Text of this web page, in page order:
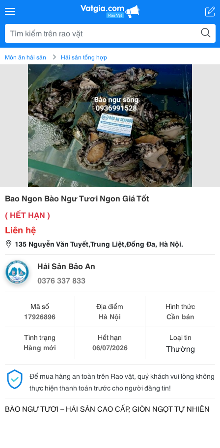
Món ăn hải sản Hải sản tổng hợp
Bao Ngon Bào Ngư Tươi Ngon Giá Tốt
( HẾT HẠN )
Liên hệ
135 Nguyễn Văn Tuyết,Trung Liệt,Đống Đa, Hà Nội.
Hải Sản Bảo An
0376 337 833
Mã số
17926896
Địa điểm
Hà Nội
Hình thức
Cần bán
Tình trạng
Hàng mới
Hết hạn
06/07/2026
Loại tin
Thường
Để mua hàng an toàn trên Rao vặt, quý khách vui lòng không
thực hiện thanh toán trước cho người đăng tin!
BÀO NGƯ TƯƠI – HẢI SẢN CAO CẤP, GIÒN NGỌT TỰ NHIÊN